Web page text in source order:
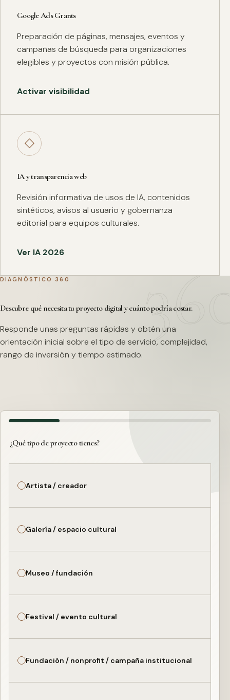
Google Ads Grants
Preparación de páginas, mensajes, eventos y
campañas de búsqueda para organizaciones
elegibles y proyectos con misión pública.
Activar visibilidad
◇
IA y transparencia web
Revisión informativa de usos de IA, contenidos
sintéticos, avisos al usuario y gobernanza
editorial para equipos culturales.
Ver IA 2026
DIAGNÓSTICO 360
Descubre qué necesita tu proyecto digital y cuánto podría costar.
Responde unas preguntas rápidas y obtén una
orientación inicial sobre el tipo de servicio, complejidad,
rango de inversión y tiempo estimado.
¿Qué tipo de proyecto tienes?
Artista / creador
Galería / espacio cultural
Museo / fundación
Festival / evento cultural
Fundación / nonprofit / campaña institucional